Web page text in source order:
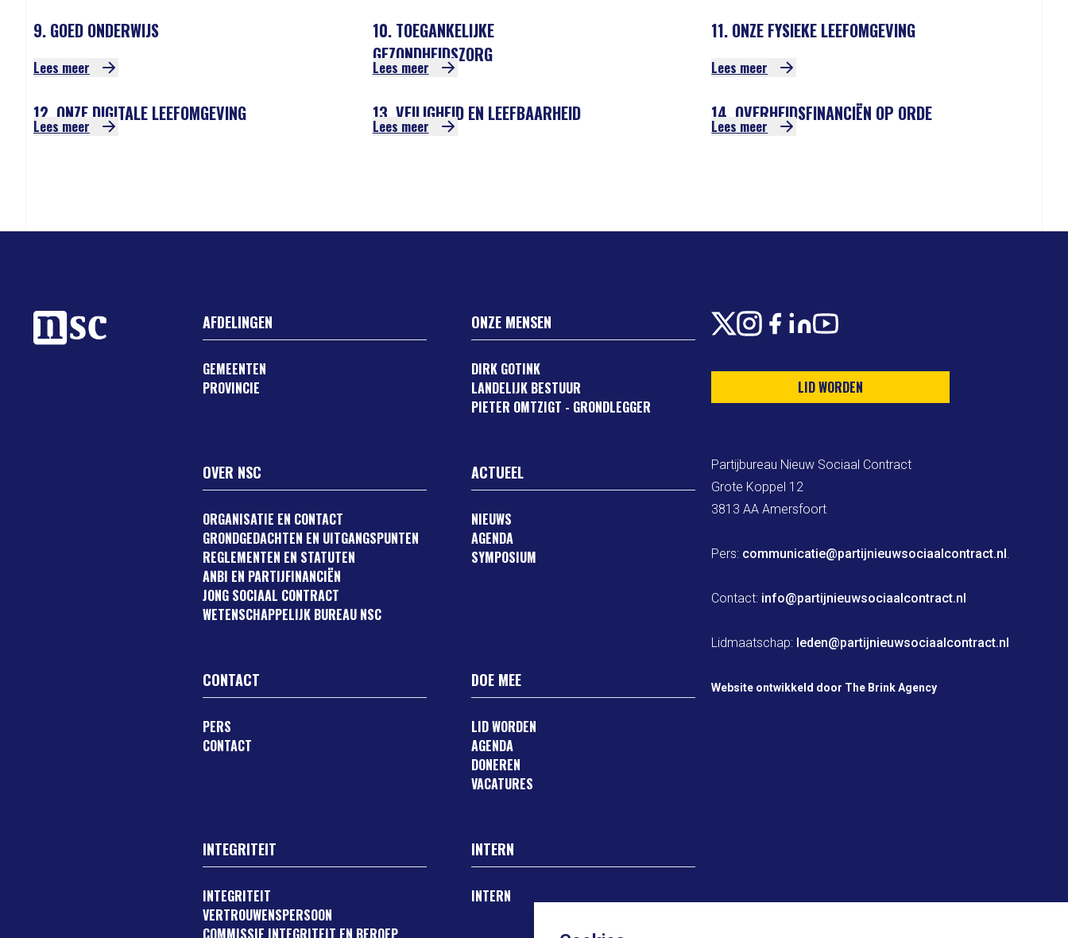
9. GOED ONDERWIJS
Lees meer
10. TOEGANKELIJKE
GEZONDHEIDSZORG
Lees meer
11. ONZE FYSIEKE LEEFOMGEVING
Lees meer
12. ONZE DIGITALE LEEFOMGEVING
Lees meer
13. VEILIGHEID EN LEEFBAARHEID
Lees meer
14. OVERHEIDSFINANCIËN OP ORDE
Lees meer
AFDELINGEN
GEMEENTEN
PROVINCIE
ONZE MENSEN
DIRK GOTINK
LANDELIJK BESTUUR
PIETER OMTZIGT - GRONDLEGGER
OVER NSC
ORGANISATIE EN CONTACT
GRONDGEDACHTEN EN UITGANGSPUNTEN
REGLEMENTEN EN STATUTEN
ANBI EN PARTIJFINANCIËN
JONG SOCIAAL CONTRACT
WETENSCHAPPELIJK BUREAU NSC
ACTUEEL
NIEUWS
AGENDA
SYMPOSIUM
CONTACT
PERS
CONTACT
DOE MEE
LID WORDEN
AGENDA
DONEREN
VACATURES
INTEGRITEIT
INTEGRITEIT
VERTROUWENSPERSOON
COMMISSIE INTEGRITEIT EN BEROEP
INTERN
INTERN
X Instagram
Facebook
LinkedIn
Youtube
LID WORDEN
Partijbureau Nieuw Sociaal Contract
Grote Koppel 12
3813 AA Amersfoort
Pers: communicatie@partijnieuwsociaalcontract.nl.
Contact: info@partijnieuwsociaalcontract.nl
Lidmaatschap: leden@partijnieuwsociaalcontract.nl
Website ontwikkeld door The Brink Agency